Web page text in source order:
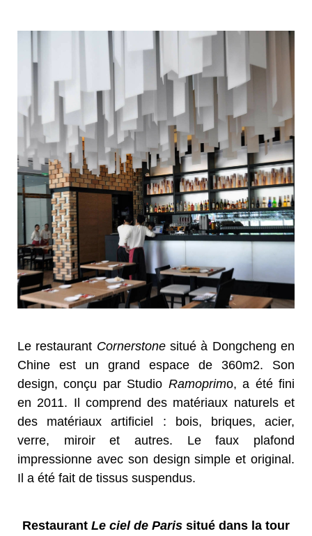
Le restaurant Cornerstonesitué à Dongcheng en
Chine est un grand espace de 360m2. Son
design, conçu par Studio Ramoprimo, a été fini
en 2011. Il comprend des matériaux naturels et
des matériaux artificiel : bois, briques, acier,
verre, miroir et autres. Le faux plafond
impressionne avec son design simple et original.
Il a été fait de tissus suspendus.
Restaurant Le ciel de Paris situé dans la tour